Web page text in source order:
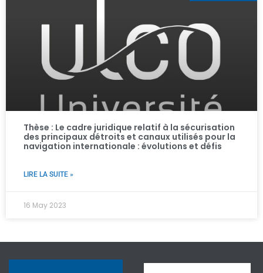
Thèse : Le cadre juridique relatif à la sécurisation
des principaux détroits et canaux utilisés pour la
navigation internationale : évolutions et défis ​
LIRE LA SUITE »
16 May 2023